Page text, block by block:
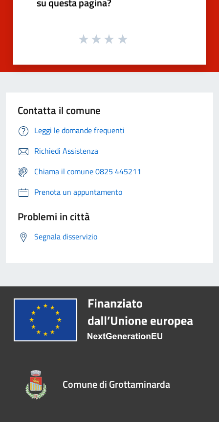
Contatta il comune
Leggi le domande frequenti
Richiedi Assistenza
Chiama il comune 0825 445211
Prenota un appuntamento
Problemi in città
Segnala disservizio
Comune di Grottaminarda